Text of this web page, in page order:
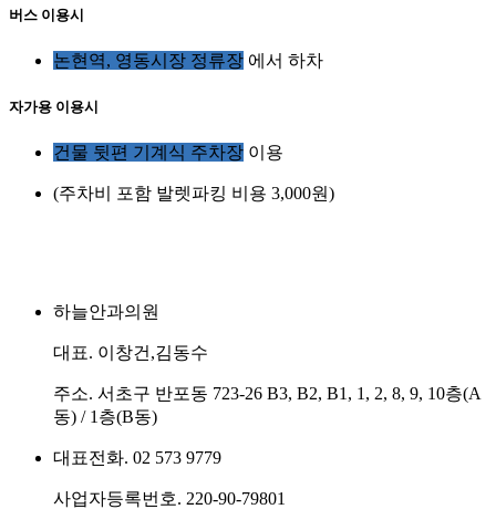
버스 이용시
논현역, 영동시장 정류장 에서 하차
자가용 이용시
건물 뒷편 기계식 주차장 이용
(주차비 포함 발렛파킹 비용 3,000원)
하늘안과의원
대표. 이창건,김동수
주소. 서초구 반포동 723-26 B3, B2, B1, 1, 2, 8, 9, 10층(A
동) / 1층(B동)
대표전화. 02 573 9779
사업자등록번호. 220-90-79801